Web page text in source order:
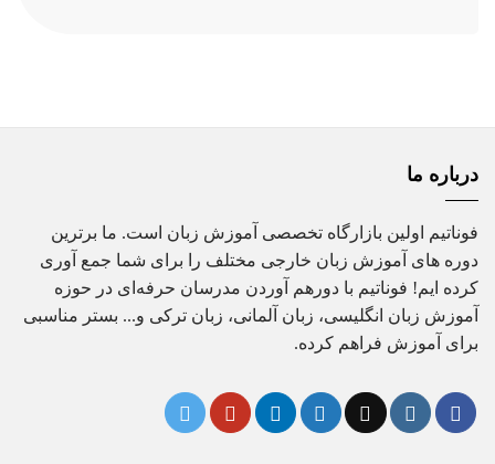
درباره ما
فوناتیم اولین بازارگاه تخصصی آموزش زبان است. ما برترین
دوره های آموزش زبان خارجی مختلف را برای شما جمع آوری
کرده ایم! فوناتیم با دورهم آوردن مدرسان حرفه‌ای در حوزه
آموزش زبان انگلیسی، زبان آلمانی، زبان ترکی و... بستر مناسبی
برای آموزش فراهم کرده.